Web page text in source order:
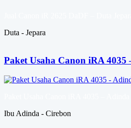
Duta - Jepara
Paket Usaha Canon iRA 4035
Ibu Adinda - Cirebon